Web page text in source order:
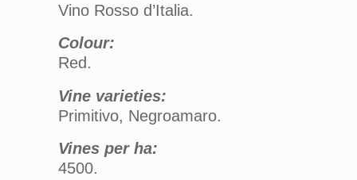
Vino Rosso d’Italia.
Colour:
Red.
Vine varieties:
Primitivo, Negroamaro.
Vines per ha:
4500.